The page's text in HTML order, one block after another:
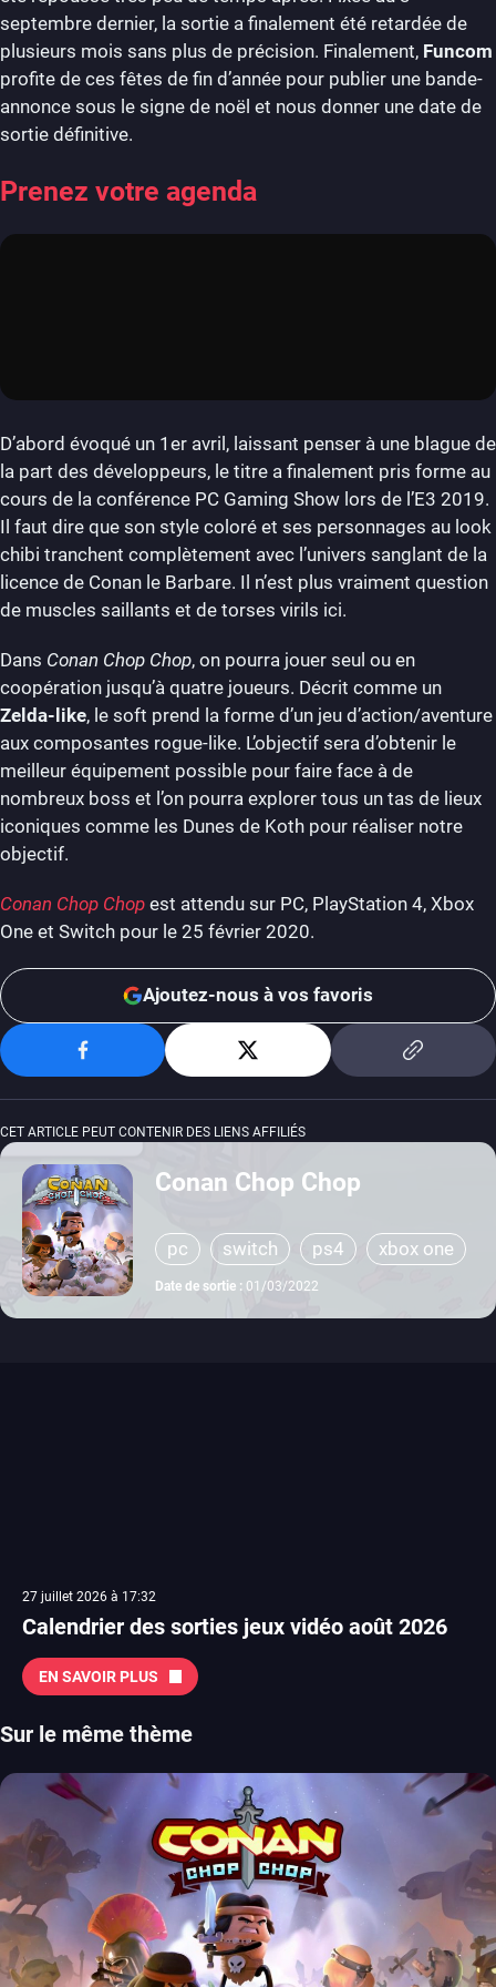
septembre dernier, la sortie a finalement été retardée de
plusieurs mois sans plus de précision. Finalement, Funcom
profite de ces fêtes de fin d’année pour publier une bande-
annonce sous le signe de noël et nous donner une date de
sortie définitive.
Prenez votre agenda
D’abord évoqué un 1er avril, laissant penser à une blague de
la part des développeurs, le titre a finalement pris forme au
cours de la conférence PC Gaming Show lors de l’E3 2019.
Il faut dire que son style coloré et ses personnages au look
chibi tranchent complètement avec l’univers sanglant de la
licence de Conan le Barbare. Il n’est plus vraiment question
de muscles saillants et de torses virils ici.
Dans Conan Chop Chop, on pourra jouer seul ou en
coopération jusqu’à quatre joueurs. Décrit comme un
Zelda-like, le soft prend la forme d’un jeu d’action/aventure
aux composantes rogue-like. L’objectif sera d’obtenir le
meilleur équipement possible pour faire face à de
nombreux boss et l’on pourra explorer tous un tas de lieux
iconiques comme les Dunes de Koth pour réaliser notre
objectif.
Conan Chop Chop est attendu sur PC, PlayStation 4, Xbox
One et Switch pour le 25 février 2020.
Ajoutez-nous à vos favoris
CET ARTICLE PEUT CONTENIR DES LIENS AFFILIÉS
Conan Chop Chop
pc switch ps4 xbox one
Date de sortie : 01/03/2022
27 juillet 2026 à 17:32
Calendrier des sorties jeux vidéo août 2026
EN SAVOIR PLUS
Sur le même thème